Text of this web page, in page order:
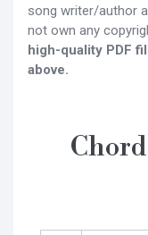
song writer/author
not own any
high-quality PDF
above.